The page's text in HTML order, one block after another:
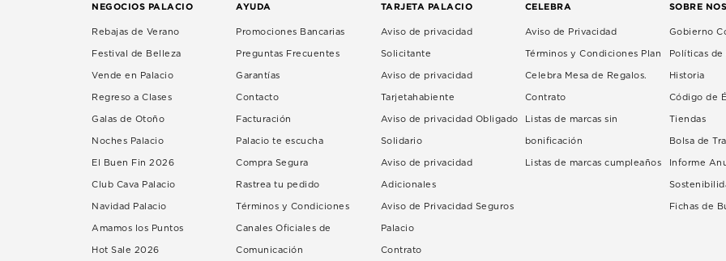
NEGOCIOS PALACIO
Rebajas de Verano
Festival de Belleza
Vende en Palacio
Regreso a Clases
Galas de Otoño
Noches Palacio
El Buen Fin 2026
Club Cava Palacio
Navidad Palacio
Amamos los Puntos
Hot Sale 2026
AYUDA
Promociones Bancarias
Preguntas Frecuentes
Garantías
Contacto
Facturación
Palacio te escucha
Compra Segura
Rastrea tu pedido
Términos y Condiciones
Canales Oficiales de
Comunicación
TARJETA PALACIO
Aviso de privacidad
Solicitante
Aviso de privacidad
Tarjetahabiente
Aviso de privacidad Obligado
Solidario
Aviso de privacidad
Adicionales
Aviso de Privacidad Seguros
Palacio
Contrato
CELEBRA
Aviso de Privacidad
Términos y Condiciones Plan
Celebra Mesa de Regalos.
Contrato
Listas de marcas sin
bonificación
Listas de marcas cumpleaños
SOBRE
Gobierno
Políticas
Historia
Código de
Tiendas
Bolsa de
Informe
Fichas de